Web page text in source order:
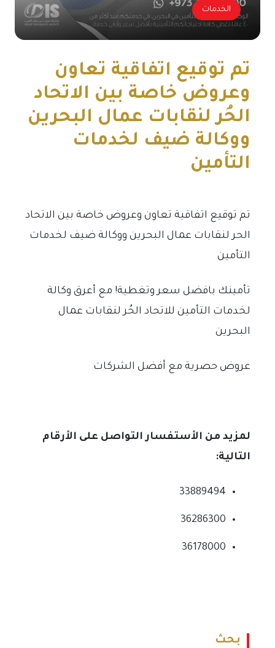
الخدمات
تم توقيع اتفاقية تعاون
وعروض خاصة بين الاتحاد
الحُر لنقابات عمال البحرين
ووكالة ضيف لخدمات
التأمين
تم توقيع اتفاقية تعاون وعروض خاصة بين الاتحاد
الحر لنقابات عمال البحرين ووكالة ضيف لخدمات
التأمين
تأمينك بافضل سعر وتغطية! مع أعرق وكالة
لخدمات التأمين للاتحاد الحُر لنقابات عمال
البحرين
عروض حصرية مع أفضل الشركات
لمزيد من الأستفسار التواصل على الأرقام
التالية:
33889494
36286300
36178000
بحث